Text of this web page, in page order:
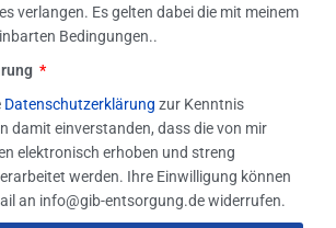
verlangen. Es gelten dabei die mit meinem
Bedingungen..
Datenschutzerklärung zur Kenntnis
damit einverstanden, dass die von mir
elektronisch erhoben und streng
werden. Ihre Einwilligung können
an info@gib-entsorgung.de widerrufen.